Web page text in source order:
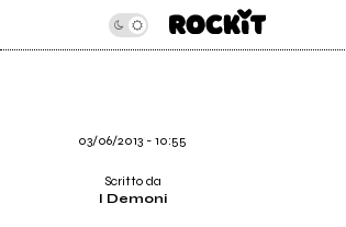
03/06/2013 - 10:55
Scritto da
I Demoni